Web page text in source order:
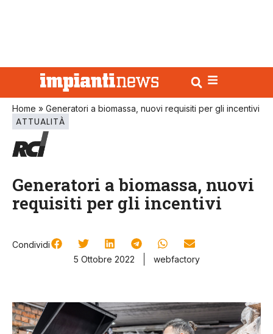
Home » Generatori a biomassa, nuovi requisiti per gli incentivi
ATTUALITÀ
Generatori a biomassa, nuovi
requisiti per gli incentivi
Condividi
5 Ottobre 2022
webfactory